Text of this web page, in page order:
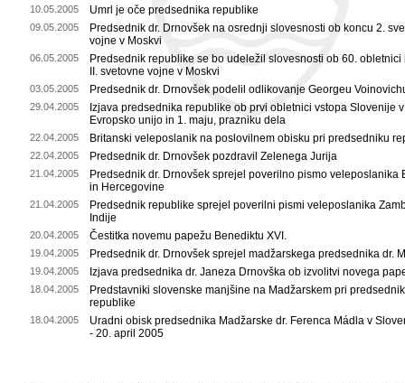
10.05.2005 Umrl je oče predsednika republike
09.05.2005
Predsednik dr. Drnovšek na osrednji slovesnosti ob koncu 2.
vojne v Moskvi
06.05.2005
Predsednik republike se bo udeležil slovesnosti ob 60. obletnici
II. svetovne vojne v Moskvi
03.05.2005 Predsednik dr. Drnovšek podelil odlikovanje Georgeu
29.04.2005
Izjava predsednika republike ob prvi obletnici vstopa Slovenije v
Evropsko unijo in 1. maju, prazniku dela
22.04.2005 Britanski veleposlanik na poslovilnem obisku pri predsedniku
22.04.2005 Predsednik dr. Drnovšek pozdravil Zelenega Jurija
21.04.2005
Predsednik dr. Drnovšek sprejel poverilno pismo veleposlanika
in Hercegovine
21.04.2005
Predsednik republike sprejel poverilni pismi veleposlanika
Indije
20.04.2005 Čestitka novemu papežu Benediktu XVI.
19.04.2005 Predsednik dr. Drnovšek sprejel madžarskega predsednika dr.
19.04.2005 Izjava predsednika dr. Janeza Drnovška ob izvolitvi novega
18.04.2005
Predstavniki slovenske manjšine na Madžarskem pri
republike
18.04.2005
Uradni obisk predsednika Madžarske dr. Ferenca Mádla v
- 20. april 2005